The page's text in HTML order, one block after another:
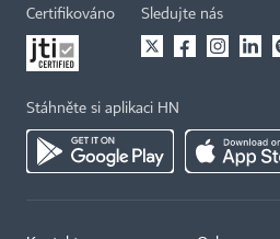
Certifikováno Sledujte nás
Stáhněte si aplikaci HN